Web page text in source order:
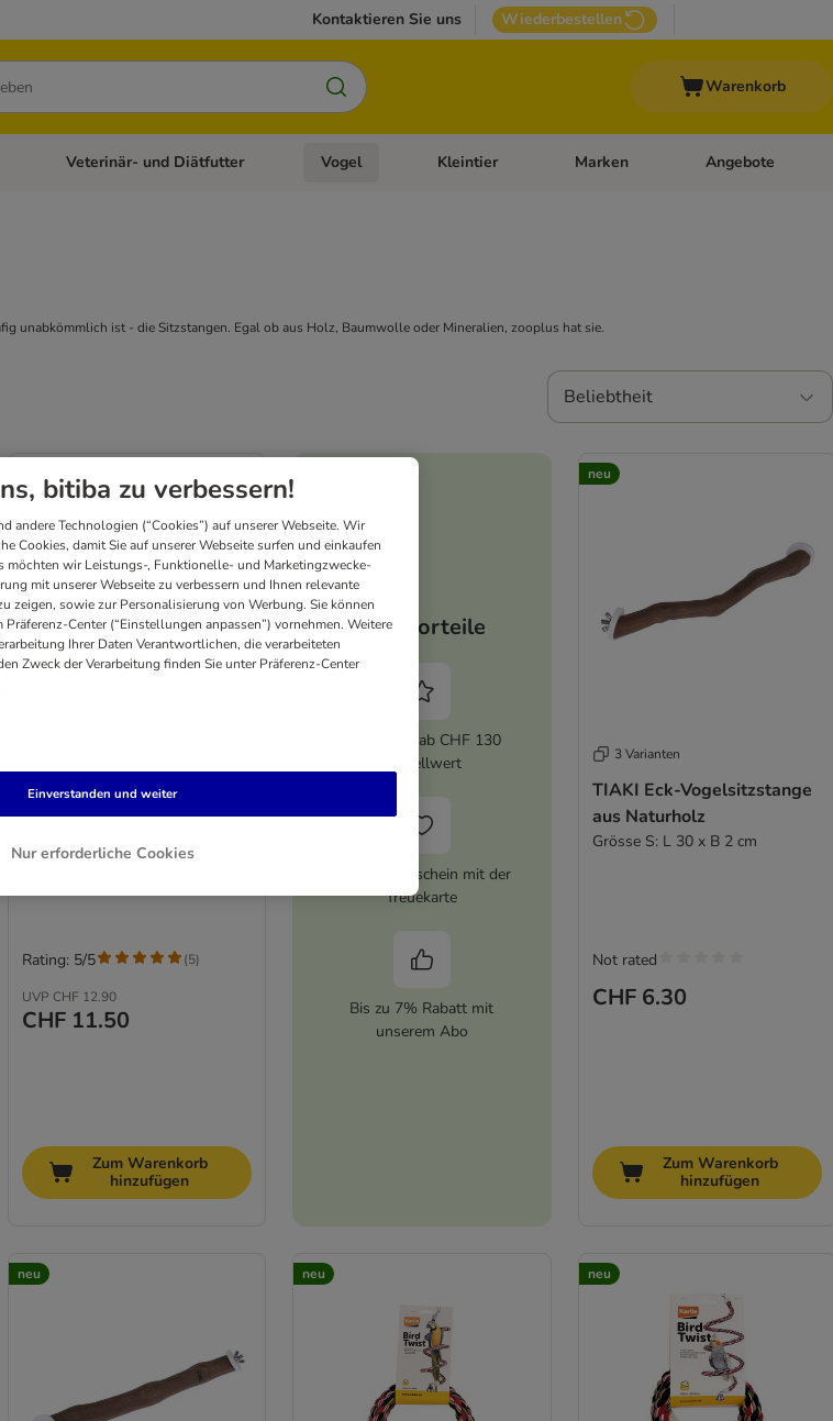
Kontaktieren Sie uns Wiederbestellen
Warenkorb
Katzenfutter
Kategorie-Menü öffnen: Katzenzubehör
Veterinär- und Diätfutter Kategorie-Menü öffnen: Veterinär- und Diätfutter
Vogel Kategorie-Menü öffnen: Vogel
Kleintier Kategorie-Menü öffnen: Kleintier
Marken Kategorie-Menü
Angebote
unabkömmlich ist - die Sitzstangen. Egal ob aus Holz, Baumwolle oder Mineralien, zooplus hat sie.
Beliebtheit
Seilspirale
Grösse S: ca. L 60 cm, Kordel Ø
UVP CHF 12.90
CHF 11.50
Rating: 5/5 (5)
Zum Warenkorb
hinzufügen
Ihre Vorteile
5% Rabatt ab CHF 130
Bestellwert
CHF 16 Gutschein mit der
Treuekarte
Bis zu 7% Rabatt mit
unserem Abo
neu
3 Varianten
TIAKI Eck-Vogelsitzstange
aus Naturholz
Grösse S: L 30 x B 2 cm
CHF 6.30
Not rated
Zum Warenkorb
hinzufügen
neu neu neu
bitiba zu verbessern!
andere Technologien (“Cookies”) auf unserer Webseite. Wir
Cookies, damit Sie auf unserer Webseite surfen und einkaufen
möchten wir Leistungs-, Funktionelle- und Marketingzwecke-
mit unserer Webseite zu verbessern und Ihnen relevante
zeigen, sowie zur Personalisierung von Werbung. Sie können
Center (“Einstellungen anpassen”) vornehmen. Weitere
Ihrer Daten Verantwortlichen, die verarbeiteten
Zweck der Verarbeitung finden Sie unter Präferenz-Center
Nur erforderliche Cookies
Einverstanden und weiter